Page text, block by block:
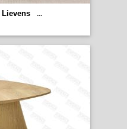
Lievens
...